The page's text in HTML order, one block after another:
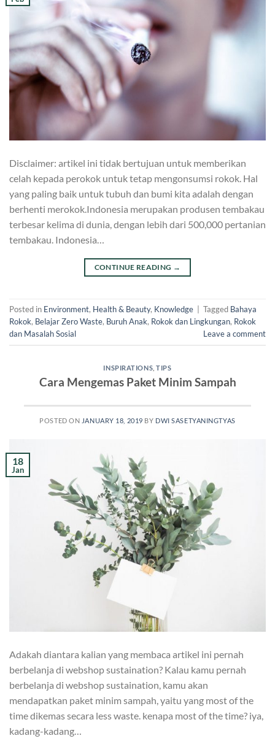
Disclaimer: artikel ini tidak bertujuan untuk memberikan
celah kepada perokok untuk tetap mengonsumsi rokok. Hal
yang paling baik untuk tubuh dan bumi kita adalah dengan
berhenti merokok.Indonesia merupakan produsen tembakau
terbesar kelima di dunia, dengan lebih dari 500,000 pertanian
tembakau. Indonesia…
CONTINUE READING →
Posted in Environment, Health & Beauty, Knowledge Tagged Bahaya
Rokok, Belajar Zero Waste, Buruh Anak, Rokok dan Lingkungan, Rokok
dan Masalah Sosial
Leave a comment
INSPIRATIONS ,TIPS
Cara Mengemas Paket Minim Sampah
POSTED ON JANUARY 18, 2019 BY DWI SASETYANINGTYAS
18
Jan
Adakah diantara kalian yang membaca artikel ini pernah
berbelanja di webshop sustaination? Kalau kamu pernah
berbelanja di webshop sustaination, kamu akan
mendapatkan paket minim sampah, yaitu yang most of the
time dikemas secara less waste. kenapa most of the time? iya,
kadang-kadang…